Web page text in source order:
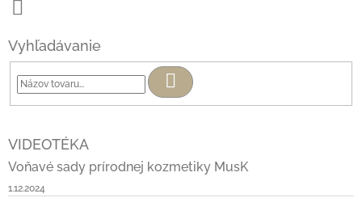
Vyhľadávanie
Hľadať
VIDEOTÉKA
Voňavé sady prírodnej kozmetiky MusK
1.12.2024